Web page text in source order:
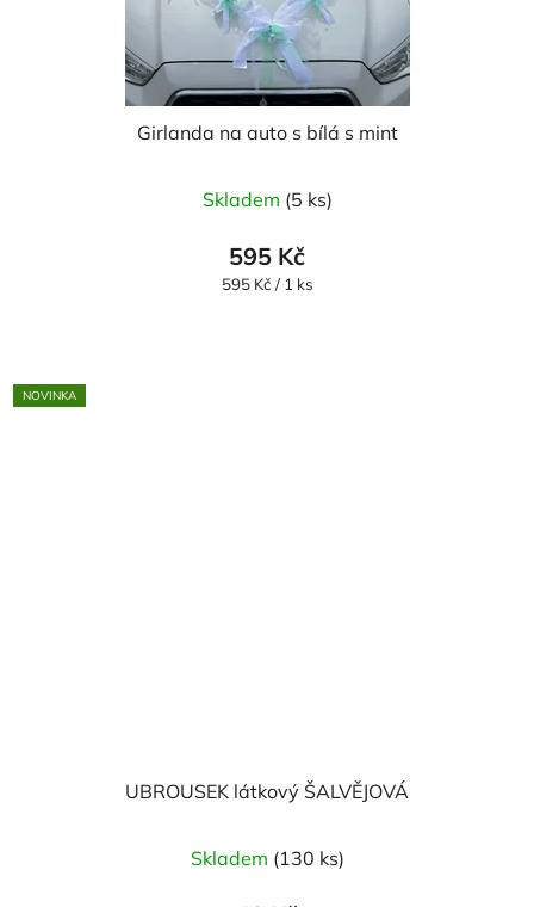
Girlanda na auto s bílá s mint
Skladem (5 ks)
595 Kč
Měrná
595 Kč / 1 ks
NOVINKA
UBROUSEK látkový ŠALVĚJOVÁ
Skladem (130 ks)